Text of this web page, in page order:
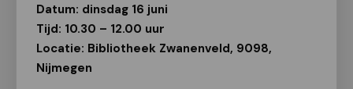
Datum: dinsdag 16 juni
Tijd: 10.30 – 12.00 uur
Locatie: Bibliotheek Zwanenveld, 9098,
Nijmegen